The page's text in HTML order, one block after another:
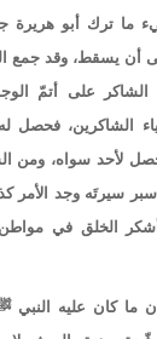
ترك أبو هريرة
أن يسقط، وقد جمع
الشاكر على أتمّ
الشاكرين،
لأحد سواه، ومن
سيرتَه وجد الأمر
الخلق في مواطن
ما كان عليه